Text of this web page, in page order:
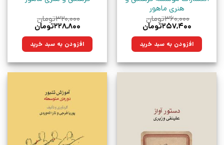
هنری ماهور
۳۶۰,۰۰۰تومان
قیمت
۳۶۰,۰۰۰تومان
بود.
۲۵۷,۴۰۰تومان
۲۵۷,۴۰۰تومان.افزودن به سبد خرید
۳۲۰,۰۰۰تومان
قیمت
۳۲۰,۰۰۰تومان
بود.
۲۲۸,۸۰۰تومان
۲۲۸,۸۰۰تومان.افزودن به سبد خرید